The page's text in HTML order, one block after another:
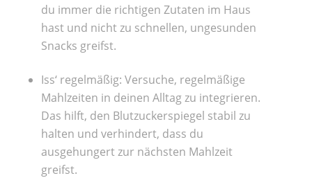
du immer die richtigen Zutaten im Haus
hast und nicht zu schnellen, ungesunden
Snacks greifst.
Iss‘ regelmäßig: Versuche, regelmäßige
Mahlzeiten in deinen Alltag zu integrieren.
Das hilft, den Blutzuckerspiegel stabil zu
halten und verhindert, dass du
ausgehungert zur nächsten Mahlzeit
greifst.